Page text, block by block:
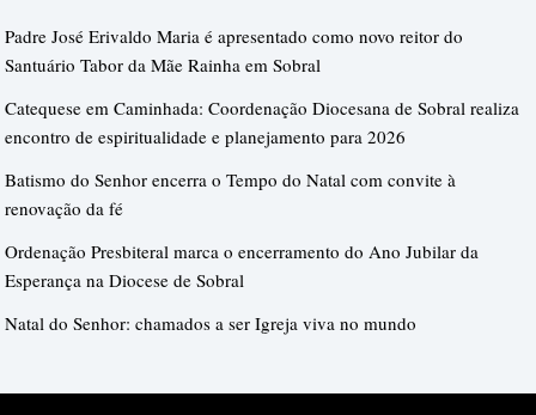
Padre José Erivaldo Maria é apresentado como novo reitor do
Santuário Tabor da Mãe Rainha em Sobral
Catequese em Caminhada: Coordenação Diocesana de Sobral realiza
encontro de espiritualidade e planejamento para 2026
Batismo do Senhor encerra o Tempo do Natal com convite à
renovação da fé
Ordenação Presbiteral marca o encerramento do Ano Jubilar da
Esperança na Diocese de Sobral
Natal do Senhor: chamados a ser Igreja viva no mundo